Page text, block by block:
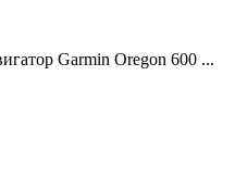
Garmin Oregon 600 ...